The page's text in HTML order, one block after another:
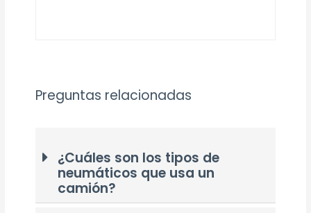
Preguntas relacionadas
¿Cuáles son los tipos de
neumáticos que usa un
camión?